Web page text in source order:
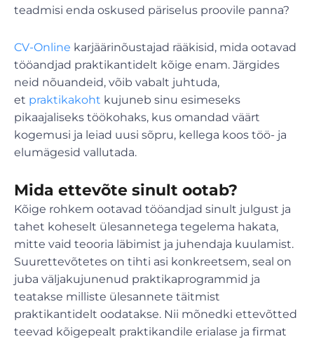
teadmisi enda oskused päriselus proovile panna?
CV-Online karjäärinõustajad rääkisid, mida ootavad
tööandjad praktikantidelt kõige enam. Järgides
neid nõuandeid, võib vabalt juhtuda,
et praktikakoht kujuneb sinu esimeseks
pikaajaliseks töökohaks, kus omandad väärt
kogemusi ja leiad uusi sõpru, kellega koos töö- ja
elumägesid vallutada.
Mida ettevõte sinult ootab?
Kõige rohkem ootavad tööandjad sinult julgust ja
tahet koheselt ülesannetega tegelema hakata,
mitte vaid teooria läbimist ja juhendaja kuulamist.
Suurettevõtetes on tihti asi konkreetsem, seal on
juba väljakujunenud praktikaprogrammid ja
teatakse milliste ülesannete täitmist
praktikantidelt oodatakse. Nii mõnedki ettevõtted
teevad kõigepealt praktikandile erialase ja firmat